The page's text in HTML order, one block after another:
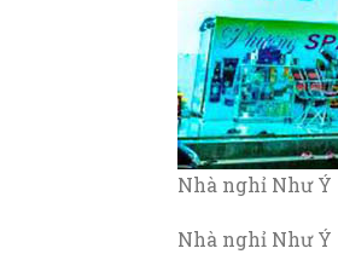
Nhà nghỉ Như Ý
Nhà nghỉ Như Ý